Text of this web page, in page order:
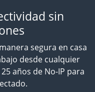
sin
segura en casa
desde cualquier
años de No-IP para